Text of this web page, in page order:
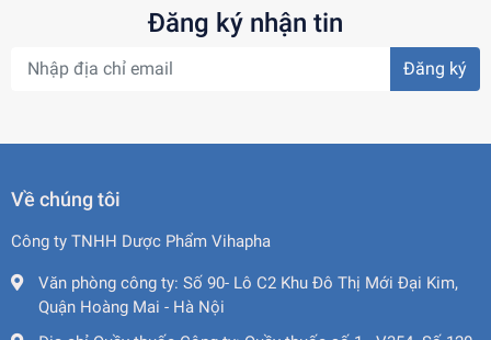
Đăng ký nhận tin
Đăng ký
Về chúng tôi
Công ty TNHH Dược Phẩm Vihapha
Văn phòng công ty: Số 90- Lô C2 Khu Đô Thị Mới Đại Kim,
Quận Hoàng Mai - Hà Nội